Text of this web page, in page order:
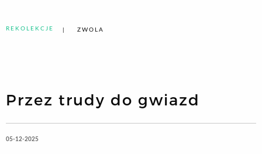
REKOLEKCJE ZWOLA
Przez trudy do gwiazd
05-12-2025